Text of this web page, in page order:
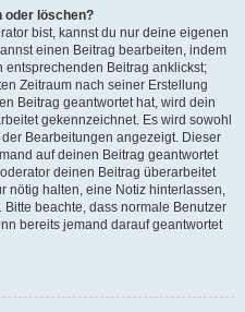
oder löschen?
bist, kannst du nur deine eigenen
einen Beitrag bearbeiten, indem
entsprechenden Beitrag anklickst;
Zeitraum nach seiner Erstellung
Beitrag geantwortet hat, wird dein
gekennzeichnet. Es wird sowohl
Bearbeitungen angezeigt. Dieser
auf deinen Beitrag geantwortet
deinen Beitrag überarbeitet
nötig halten, eine Notiz hinterlassen,
beachte, dass normale Benutzer
bereits jemand darauf geantwortet